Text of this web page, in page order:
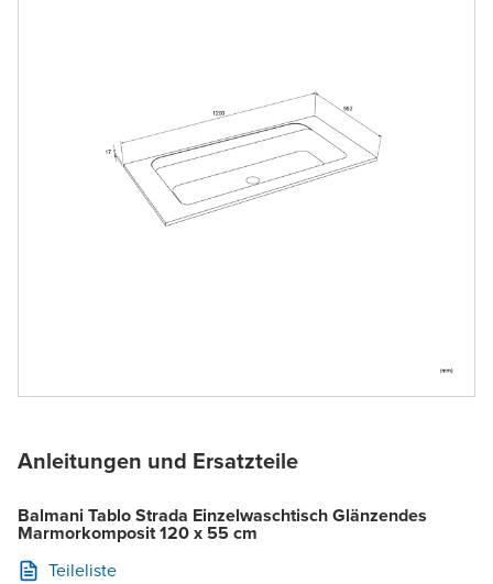
Anleitungen und Ersatzteile
Balmani Tablo Strada Einzelwaschtisch Glänzendes
Marmorkomposit 120 x 55 cm
Teileliste